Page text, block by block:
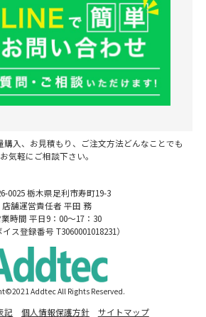
入、お見積もり、ご注文方法どんなことでも
お気軽にご相談下さい。
0025 栃木県足利市寿町19-3
店舗運営責任者 平田 務
時間 平日9：00～17：30
イス登録番号 T3060001018231）
Addtec All Rights Reserved.
記 個人情報保護方針 サイトマップ